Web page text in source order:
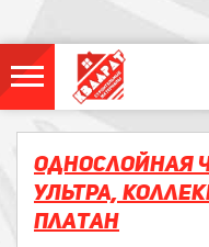
Однослойная
УЛЬТРА,
Платан